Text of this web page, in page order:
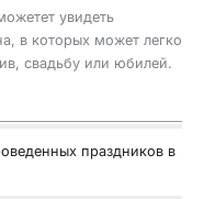
увидеть
в которых может легко
свадьбу или юбилей.
праздников в